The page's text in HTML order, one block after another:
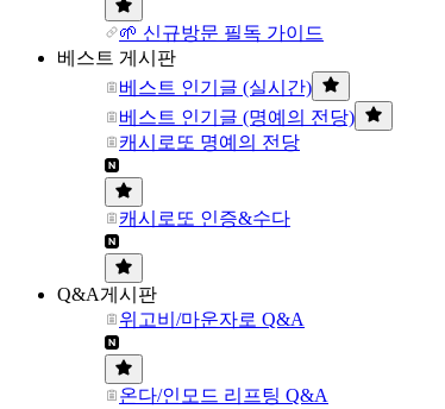
🌱 신규방문 필독 가이드
베스트 게시판
베스트 인기글 (실시간)
베스트 인기글 (명예의 전당)
캐시로또 명예의 전당
캐시로또 인증&수다
Q&A게시판
위고비/마운자로 Q&A
온다/인모드 리프팅 Q&A